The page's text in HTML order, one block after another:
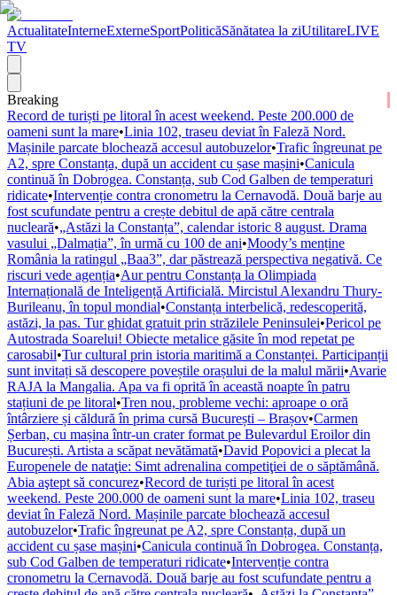
ActualitateInterneExterneSportPoliticăSănătatea la ziUtilitareLIVE
TV
Breaking
Record de turiști pe litoral în acest weekend. Peste 200.000 de
oameni sunt la mare•Linia 102, traseu deviat în Faleză Nord.
Mașinile parcate blochează accesul autobuzelor•Trafic îngreunat pe
A2, spre Constanța, după un accident cu șase mașini•Canicula
continuă în Dobrogea. Constanța, sub Cod Galben de temperaturi
ridicate•Intervenție contra cronometru la Cernavodă. Două barje au
fost scufundate pentru a crește debitul de apă către centrala
nucleară•„Astăzi la Constanța”, calendar istoric 8 august. Drama
vasului „Dalmația”, în urmă cu 100 de ani•Moody’s menține
România la ratingul „Baa3”, dar păstrează perspectiva negativă. Ce
riscuri vede agenția•Aur pentru Constanța la Olimpiada
Internațională de Inteligență Artificială. Mircistul Alexandru Thury-
Burileanu, în topul mondial•Constanța interbelică, redescoperită,
astăzi, la pas. Tur ghidat gratuit prin străzilele Peninsulei•Pericol pe
Autostrada Soarelui! Obiecte metalice găsite în mod repetat pe
carosabil•Tur cultural prin istoria maritimă a Constanței. Participanții
sunt invitați să descopere poveștile orașului de la malul mării•Avarie
RAJA la Mangalia. Apa va fi oprită în această noapte în patru
stațiuni de pe litoral•Tren nou, probleme vechi: aproape o oră
întârziere și căldură în prima cursă București – Brașov•Carmen
Șerban, cu mașina într-un crater format pe Bulevardul Eroilor din
București. Artista a scăpat nevătămată•David Popovici a plecat la
Europenele de nataţie: Simt adrenalina competiţiei de o săptămână.
Abia aştept să concurez•Record de turiști pe litoral în acest
weekend. Peste 200.000 de oameni sunt la mare•Linia 102, traseu
deviat în Faleză Nord. Mașinile parcate blochează accesul
autobuzelor•Trafic îngreunat pe A2, spre Constanța, după un
accident cu șase mașini•Canicula continuă în Dobrogea. Constanța,
sub Cod Galben de temperaturi ridicate•Intervenție contra
cronometru la Cernavodă. Două barje au fost scufundate pentru a